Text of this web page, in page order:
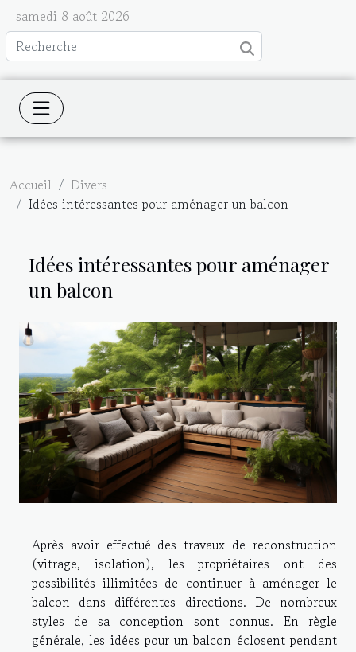
samedi 8 août 2026
Accueil
Divers
Idées intéressantes pour aménager un balcon
Idées intéressantes pour aménager
un balcon
Après avoir effectué des travaux de reconstruction
(vitrage, isolation), les propriétaires ont des
possibilités illimitées de continuer à aménager le
balcon dans différentes directions. De nombreux
styles de sa conception sont connus. En règle
générale, les idées pour un balcon éclosent pendant